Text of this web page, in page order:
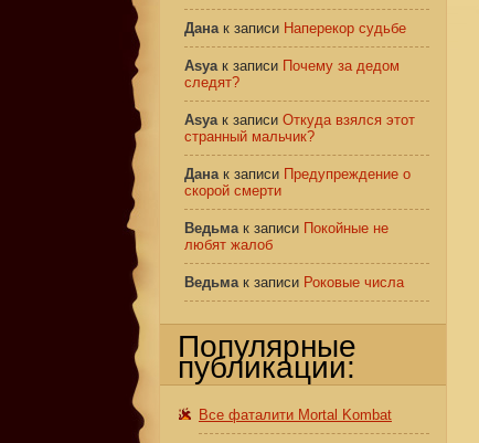
Данак записи Наперекор судьбе
Asyaк записи Почему за дедом
следят?
Asyaк записи Откуда взялся этот
странный мальчик?
Данак записи Предупреждение о
скорой смерти
Ведьмак записи Покойные не
любят жалоб
Ведьмак записи Роковые числа
Популярные
публикации:
Все фаталити Mortal Kombat